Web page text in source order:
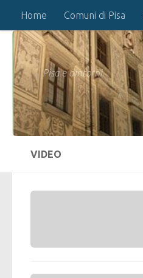
Salta al contenuto
Home Comuni di Pisa
Pisa e dintorni
VIDEO